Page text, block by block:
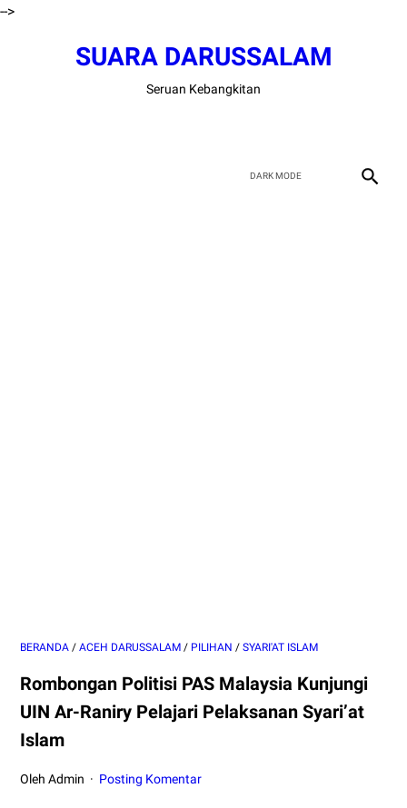
-->
SUARA DARUSSALAM
Seruan Kebangkitan
BERANDA / ACEH DARUSSALAM / PILIHAN / SYARI'AT ISLAM
Rombongan Politisi PAS Malaysia Kunjungi
UIN Ar-Raniry Pelajari Pelaksanan Syari’at
Islam
Oleh Admin Posting Komentar